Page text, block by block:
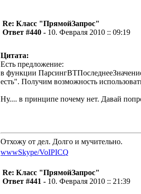
Re: Класс "ПрямойЗапрос"
Ответ #440 - 10. Февраля 2010 :: 09:19
Цитата:
Есть предложение:
в функции
есть". Получим возможность
Ну.... в принципе почему нет. Давай
Отхожу от дел. Долго и мучительно.
wwwSkype/VoIPICQ
Re: Класс "ПрямойЗапрос"
Ответ #441 - 10. Февраля 2010 :: 21:39